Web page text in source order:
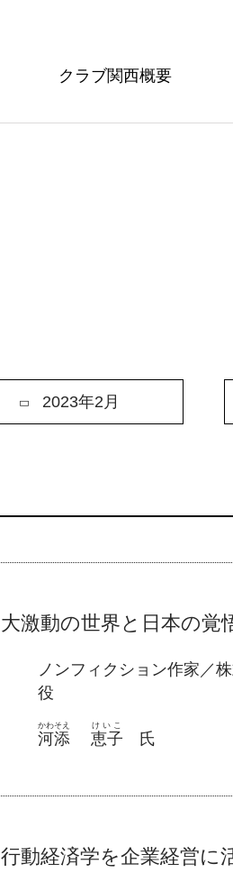
クラブ関西概要
2023年2月
大激動の世界と日本の覚
ノンフィクション作家／
役
河添
かわそえ
恵子
けいこ
氏
行動経済学を企業経営に